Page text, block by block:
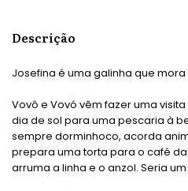
Descrição
Josefina é uma galinha que
Vovô e Vovó vêm fazer uma
dia de sol para uma pescaria à
sempre dorminhoco, acorda
prepara uma torta para o café
arruma a linha e o anzol. Seria